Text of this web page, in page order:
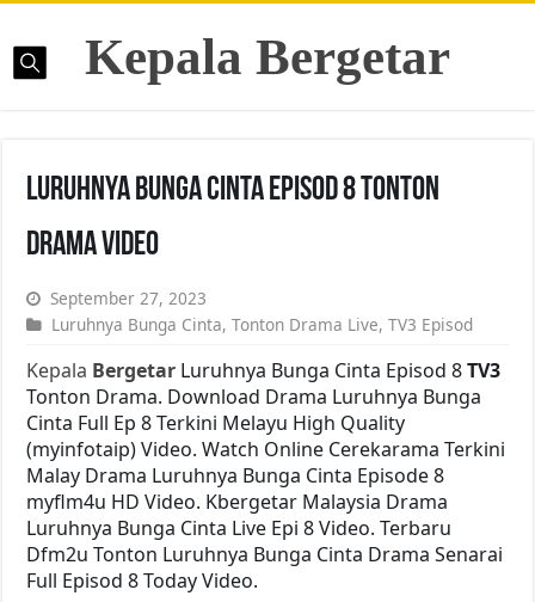
Kepala Bergetar
Luruhnya Bunga Cinta Episod 8 Tonton
Drama Video
September 27, 2023
Luruhnya Bunga Cinta,Tonton Drama Live,TV3 Episod
Kepala Bergetar Luruhnya Bunga Cinta Episod 8TV3
Tonton Drama. Download Drama Luruhnya Bunga
Cinta Full Ep 8 Terkini Melayu High Quality
(myinfotaip) Video. Watch Online Cerekarama Terkini
Malay Drama Luruhnya Bunga Cinta Episode 8
myflm4u HD Video. Kbergetar Malaysia Drama
Luruhnya Bunga Cinta Live Epi 8 Video. Terbaru
Dfm2u Tonton Luruhnya Bunga Cinta Drama Senarai
Full Episod 8 Today Video.